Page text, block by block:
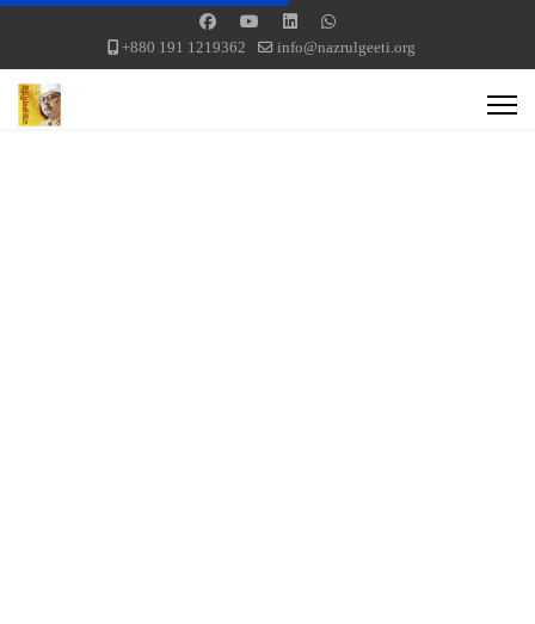
+880 191 1219362 info@nazrulgeeti.org